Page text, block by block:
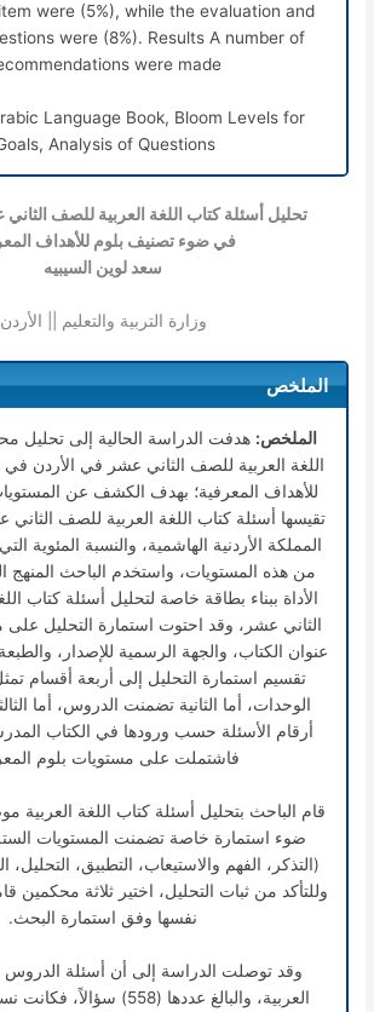
were (5%), while the evaluation and
were (8%). Results A number of
were made.
Keywords:
Language Book, Bloom Levels for
Analysis of Questions.
تحليل أسئلة كتاب اللغة العربية للصف
في ضوء تصنيف بلوم للأهداف
سعد لوين السيبيه
وزارة التربية والتعليم || الأردن
الملخص
الملخص: هدفت الدراسة الحالية إلى تحليل
اللغة العربية للصف الثاني عشر في الأردن
للأهداف المعرفية؛ بهدف الكشف عن
تقيسها أسئلة كتاب اللغة العربية للصف
المملكة الأردنية الهاشمية، والنسبة المئوية
من هذه المستويات، واستخدم الباحث المنهج
الأداة ببناء بطاقة خاصة لتحليل أسئلة كتاب
الثاني عشر، وقد احتوت استمارة التحليل
عنوان الكتاب، والجهة الرسمية للإصدار،
تقسيم استمارة التحليل إلى أربعة أقسام
الوحدات، أما الثانية تضمنت الدروس، أما
أرقام الأسئلة حسب ورودها في الكتاب
فاشتملت على مستويات بلوم
قام الباحث بتحليل أسئلة كتاب اللغة العربية
ضوء استمارة خاصة تضمنت المستويات
(التذكر، الفهم والاستيعاب، التطبيق، التحليل،
وللتأكد من ثبات التحليل، اختير ثلاثة محكمين
نفسها وفق استمارة البحث.
وقد توصلت الدراسة إلى أن أسئلة الدروس
العربية، والبالغ عددها (558)